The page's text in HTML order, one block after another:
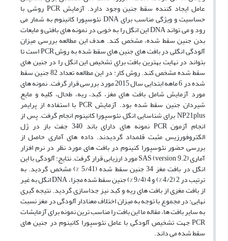
عامل ایجاد کننده سقط جنین وجود دارد. آزمایش PCR روشی با
حساسیت و ویژگی مناسب برای DNA نئوسپورا کانینوم به شمار می
رود و می تواند DNA این انگل را به خوبی در نمونه های بافتی و مایعات
بدن جنین سقط شده، مشخص کند. هدف این مطالعه بررسی میزان
آلودگی انگلی در بافت های جنین های سقط شده به روش PCR است تا
بتواند در نهایت بهترین بافت برای تشخیص این انگل را در جنین های
سقط شده مشخص کند. روش کار: در این مطالعه تعداد 82 جنین سقط
شده در 6 ماهه ابتدایی سال 2015 مورد بررسی قرار گرفت. نمونه های
مورد آزمایش شامل بافت های مغز، کبد، ریه، طحال، کلیه و مایع
شیردان جنین سقط شده بود. آزمایش PCR با استفاده از پرایمر
NP21plus برای شناسایی انگل نئوسپورا کانینوم انجام گرفت. پس از
انجام آزمون PCR نمونه های دارای باند 340 جفت باز در ژل
الکتروفورزیس مثبت قلمداد گردیدند. داده های آماری حاصل از
بررسی حضور نئوسپورا کنینوم در بافت های مورد نظر در نرم افزار
آماری SAS (version 9.2) مورد ارزیابی قرار گرفت. نتایج: آلودگی با این
انگل در بافت مغز 34 جنین سقط شده (5/41 %) مشخص گردید. به
ترتیب در 2 (4/2 %) و 4 (9/4 %) جنین سقط شده مجزا، DNA انگل به غیر
از بافت مغزی از بافت های ریه و کبد نیز جداسازی گردید. نتیجه گیری
نهایی: در مجموع با توجه به میزان اختلاف معنادار آلودگی در مغز نسبت
به سایر بافت ها، مقاله ما این بافت را مناسب ترین نمونه برای آزمایشات
PCR جهت تشخیص آلودگی با عامل نئوسپورا کانینوم در جنین های
سقط شده می داند.